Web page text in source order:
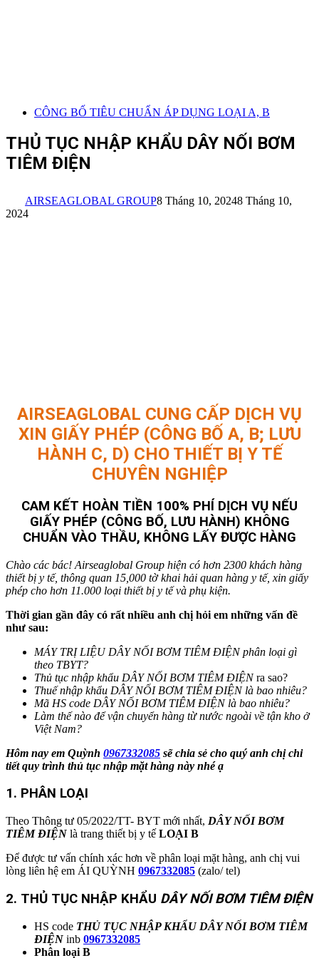
CÔNG BỐ TIÊU CHUẨN ÁP DỤNG LOẠI A, B
THỦ TỤC NHẬP KHẨU DÂY NỐI BƠM
TIÊM ĐIỆN
AIRSEAGLOBAL GROUP8 Tháng 10, 20248 Tháng 10,
2024
AIRSEAGLOBAL CUNG CẤP DỊCH VỤ
XIN GIẤY PHÉP (CÔNG BỐ A, B; LƯU
HÀNH C, D) CHO THIẾT BỊ Y TẾ
CHUYÊN NGHIỆP
CAM KẾT HOÀN TIỀN 100% PHÍ DỊCH VỤ NẾU
GIẤY PHÉP (CÔNG BỐ, LƯU HÀNH) KHÔNG
CHUẨN VÀO THẦU, KHÔNG LẤY ĐƯỢC HÀNG
Chào các bác! Airseaglobal Group hiện có hơn 2300 khách hàng
thiết bị y tế, thông quan 15,000 tờ khai hải quan hàng y tế, xin giấy
phép cho hơn 11.000 loại thiết bị y tế và phụ kiện.
Thời gian gần đây có rất nhiều anh chị hỏi em những vấn đề
như sau:
MÁY TRỊ LIỆU DÂY NỐI BƠM TIÊM ĐIỆN phân loại gì
theo TBYT?
Thủ tục nhập khẩu DÂY NỐI BƠM TIÊM ĐIỆNra sao?
Thuế nhập khẩu DÂY NỐI BƠM TIÊM ĐIỆN là bao nhiêu?
Mã HS code DÂY NỐI BƠM TIÊM ĐIỆN là bao nhiêu?
Làm thế nào để vận chuyển hàng từ nước ngoài về tận kho ở
Việt Nam?
Hôm nay em Quỳnh 0967332085 sẽ chia sẻ cho quý anh chị chi
tiết quy trình thủ tục nhập mặt hàng này nhé ạ
1. PHÂN LOẠI
Theo Thông tư 05/2022/TT- BYT mới nhất, DÂY NỐI BƠM
TIÊM ĐIỆN là trang thiết bị y tế LOẠI B
Để được tư vấn chính xác hơn về phân loại mặt hàng, anh chị vui
lòng liên hệ em ÁI QUỲNH 0967332085 (zalo/ tel)
2. THỦ TỤC NHẬP KHẨU DÂY NỐI BƠM TIÊM ĐIỆN
HS code THỦ TỤC NHẬP KHẨU DÂY NỐI BƠM TIÊM
ĐIỆN inb 0967332085
Phân loại B